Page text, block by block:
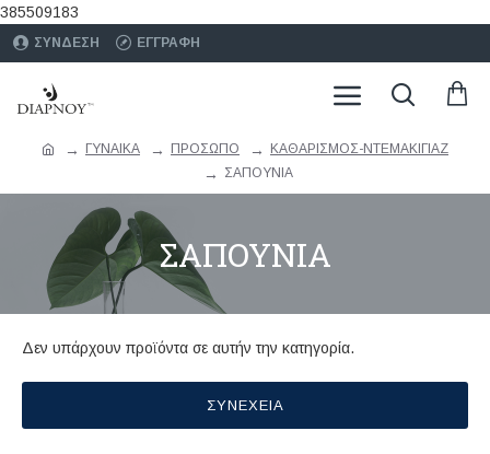
385509183
ΣΥΝΔΕΣΗ ΕΓΓΡΑΦΗ
ΓΥΝΑΙΚΑ ΠΡΟΣΩΠΟ
ΚΑΘΑΡΙΣΜΟΣ-ΝΤΕΜΑΚΙΓΙΑΖ
ΣΑΠΟΥΝΙΑ
ΣΑΠΟΥΝΙΑ
Δεν υπάρχουν προϊόντα σε αυτήν την κατηγορία.
ΣΥΝΈΧΕΙΑ